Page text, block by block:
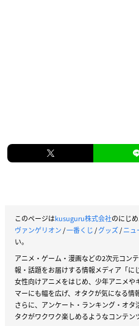
このページはkusuguru株式会社のにじ
ヴァンゲリオン/一番くじ/グッズ/ニュ
い。
アニメ・ゲーム・漫画などの2次元コン
報・話題をお届けする情報メディア「に
女性向けアニメをはじめ、少年アニメ
マーにも幅を広げ、オタクが気になる情
さらに、アンケート・ランキング・オ
タクがワクワク楽しめるようなコンテン